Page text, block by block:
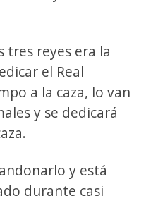
tres reyes era la
el Real
a la caza, lo van
y se dedicará
y está
durante casi